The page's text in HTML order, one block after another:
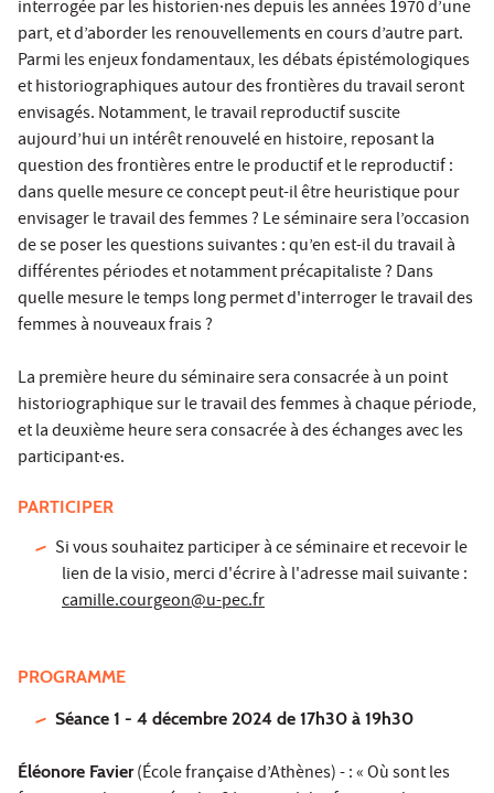
interrogée par les historien·nes depuis les années 1970 d’une
part, et d’aborder les renouvellements en cours d’autre part.
Parmi les enjeux fondamentaux, les débats épistémologiques
et historiographiques autour des frontières du travail seront
envisagés. Notamment, le travail reproductif suscite
aujourd’hui un intérêt renouvelé en histoire, reposant la
question des frontières entre le productif et le reproductif :
dans quelle mesure ce concept peut-il être heuristique pour
envisager le travail des femmes ? Le séminaire sera l’occasion
de se poser les questions suivantes : qu’en est-il du travail à
différentes périodes et notamment précapitaliste ? Dans
quelle mesure le temps long permet d'interroger le travail des
femmes à nouveaux frais ?
La première heure du séminaire sera consacrée à un point
historiographique sur le travail des femmes à chaque période,
et la deuxième heure sera consacrée à des échanges avec les
participant·es.
PARTICIPER
Si vous souhaitez participer à ce séminaire et recevoir le
lien de la visio, merci d'écrire à l'adresse mail suivante :
camille.courgeon@u-pec.fr
PROGRAMME
Séance 1 - 4 décembre 2024 de 17h30 à 19h30
Éléonore Favier(École française d’Athènes) - : « Où sont les